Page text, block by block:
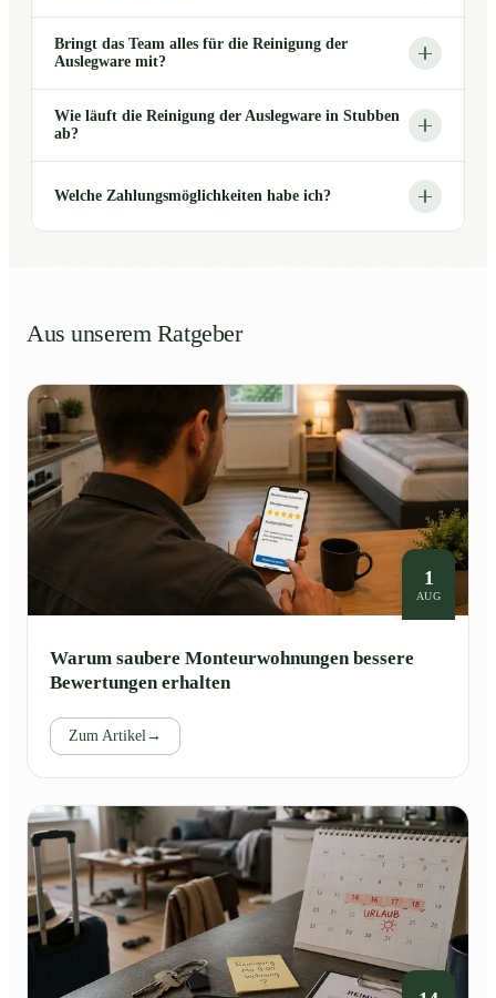
Bringt das Team alles für die Reinigung der
Auslegware mit?
Wie läuft die Reinigung der Auslegware in Stubben
ab?
Welche Zahlungsmöglichkeiten habe ich?
Aus unserem Ratgeber
1
AUG
Warum saubere Monteurwohnungen bessere
Bewertungen erhalten
Zum Artikel→